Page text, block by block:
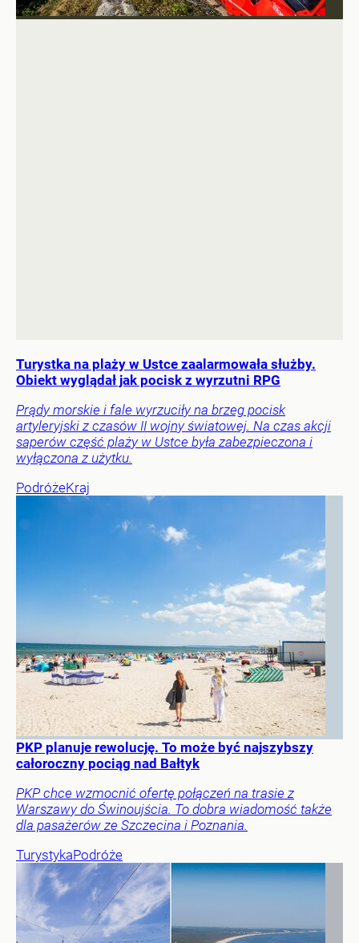
Turystka na plaży w Ustce zaalarmowała służby.
Obiekt wyglądał jak pocisk z wyrzutni RPG
Prądy morskie i fale wyrzuciły na brzeg pocisk
artyleryjski z czasów II wojny światowej. Na czas akcji
saperów część plaży w Ustce była zabezpieczona i
wyłączona z użytku.
PodróżeKraj
PKP planuje rewolucję. To może być najszybszy
całoroczny pociąg nad Bałtyk
PKP chce wzmocnić ofertę połączeń na trasie z
Warszawy do Świnoujścia. To dobra wiadomość także
dla pasażerów ze Szczecina i Poznania.
TurystykaPodróże